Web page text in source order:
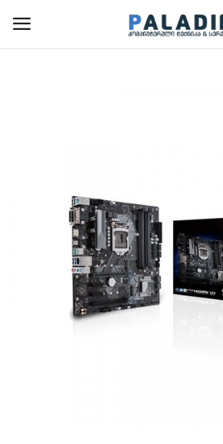
მონიტორები
მობილურები
პერიფერია და აქსესუარები
სერვისები